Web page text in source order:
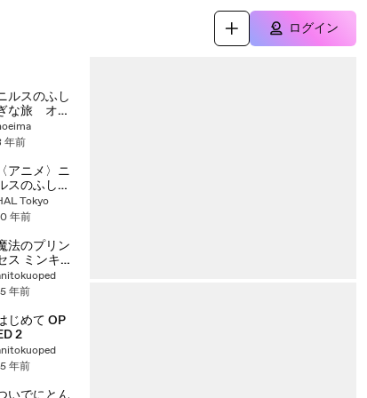
ログイン
ルスのふし
な旅 オー
ニング エン
ィング
年前
〈アニメ〉ニ
スのふしぎ
旅 OP ED
Tokyo
年前
法のプリン
ス ミンキー
モ 後期OP
年前
じめて OP
2
年前